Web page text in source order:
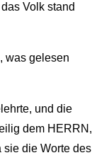
Volk stand
was gelesen
und die
dem HERRN,
sie die Worte des